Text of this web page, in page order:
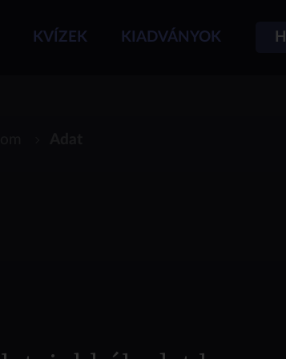
KVÍZEK KIADVÁNYOK